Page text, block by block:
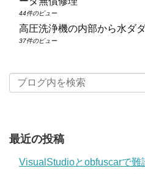
44件のビュー
高圧洗浄機の内部から水ダ
37件のビュー
最近の投稿
VisualStudioとobfuscarで